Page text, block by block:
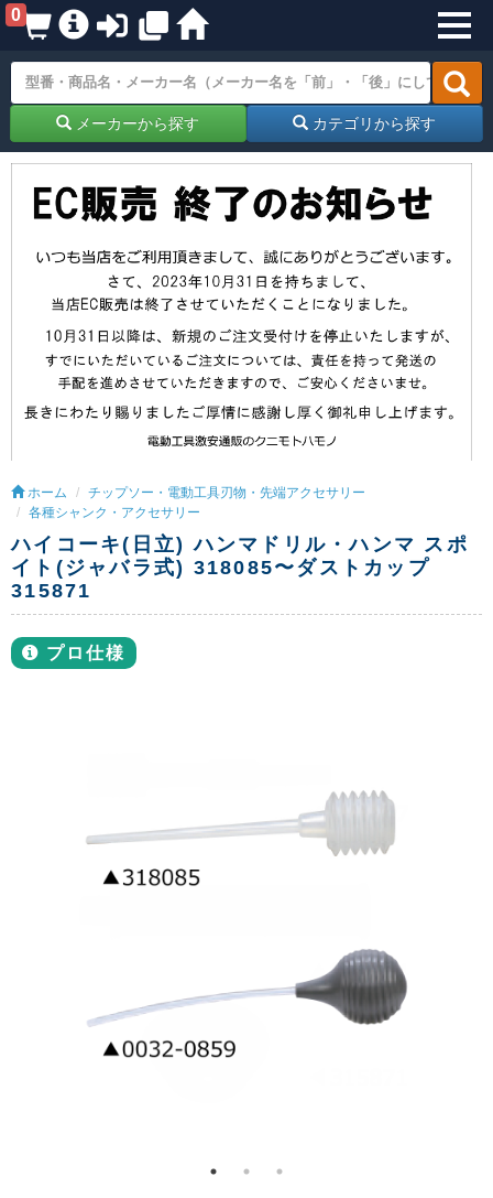
0
メーカーから探す カテゴリから探す
ホーム
チップソー・電動工具刃物・先端アクセサリー
各種シャンク・アクセサリー
ハイコーキ(日立) ハンマドリル・ハンマ スポ
イト(ジャバラ式) 318085〜ダストカップ
315871
プロ仕様